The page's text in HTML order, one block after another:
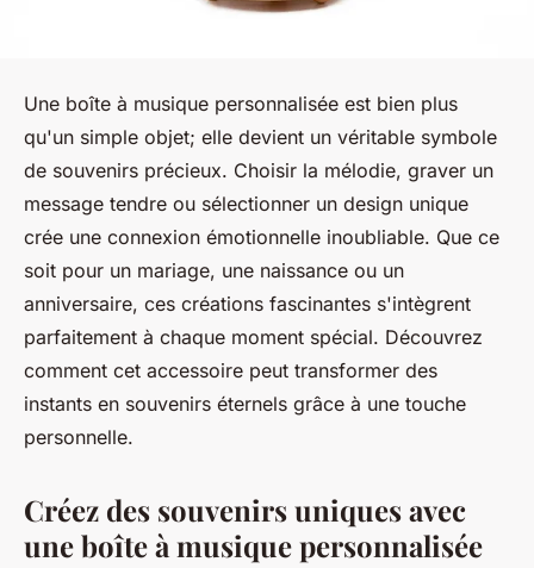
Une boîte à musique personnalisée est bien plus
qu'un simple objet; elle devient un véritable symbole
de souvenirs précieux. Choisir la mélodie, graver un
message tendre ou sélectionner un design unique
crée une connexion émotionnelle inoubliable. Que ce
soit pour un mariage, une naissance ou un
anniversaire, ces créations fascinantes s'intègrent
parfaitement à chaque moment spécial. Découvrez
comment cet accessoire peut transformer des
instants en souvenirs éternels grâce à une touche
personnelle.
Créez des souvenirs uniques avec
une boîte à musique personnalisée